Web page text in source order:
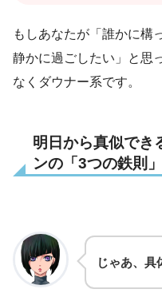
もしあなたが「誰かに構
静かに過ごしたい」と思
なくダウナー系です。
明日から真似でき
ンの「3つの鉄則」
じゃあ、具